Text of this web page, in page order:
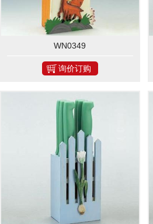
WN0349
询价订购